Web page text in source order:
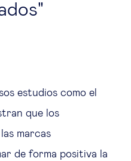
estudios como el
que los
marcas
de forma positiva la